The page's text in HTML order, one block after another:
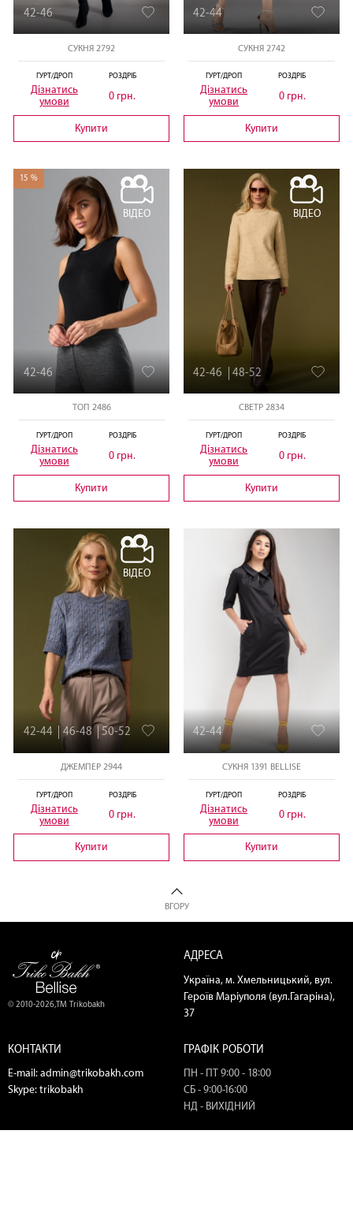
42-46
СУКНЯ 2792
ГУРТ/ДРОП
Дізнатись
умови
РОЗДРІБ
0 грн.
Купити
42-44
СУКНЯ 2742
ГУРТ/ДРОП
Дізнатись
умови
РОЗДРІБ
0 грн.
Купити
15 %
ВІДЕО
42-46
ТОП 2486
ГУРТ/ДРОП
Дізнатись
умови
РОЗДРІБ
0 грн.
Купити
ВІДЕО
42-46 48-52
СВЕТР 2834
ГУРТ/ДРОП
Дізнатись
умови
РОЗДРІБ
0 грн.
Купити
ВІДЕО
42-44 46-48 50-52
ДЖЕМПЕР 2944
ГУРТ/ДРОП
Дізнатись
умови
РОЗДРІБ
0 грн.
Купити
42-44
СУКНЯ 1391 BELLISE
ГУРТ/ДРОП
Дізнатись
умови
РОЗДРІБ
0 грн.
Купити
ВГОРУ
© 2010-2026,ТМ Trikobakh
АДРЕСА
Україна, м. Хмельницький, вул.
Героїв Маріуполя (вул.Гагаріна),
37
КОНТАКТИ
E-mail: admin@trikobakh.com
Skype: trikobakh
ГРАФІК РОБОТИ
ПН - ПТ 9:00 - 18:00
СБ - 9:00-16:00
НД - ВИХІДНИЙ